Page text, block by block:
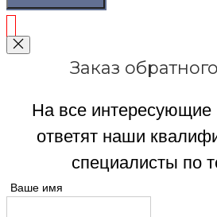
Заказ
На все интересующие
ответят наши
специалисты по
Ваше имя